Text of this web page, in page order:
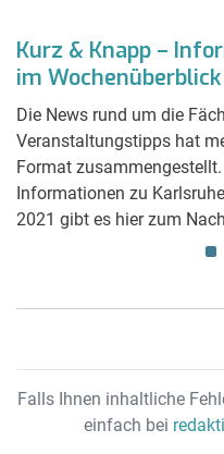
Kurz & Knapp –
im
Die News rund um die
Veranstaltungstipps hat
Format
Informationen zu
2021 gibt es hier zum
Falls Ihnen inhaltliche
einfach bei